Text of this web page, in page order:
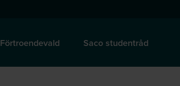
Förtroendevald Saco studentråd